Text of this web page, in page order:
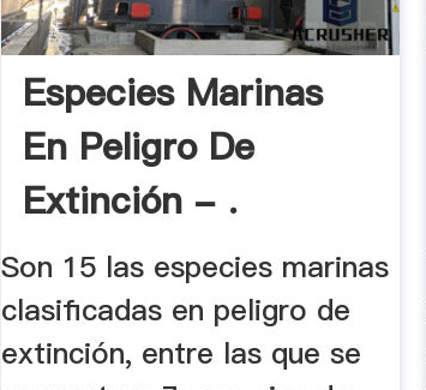
Especies Marinas
En Peligro De
Extinción - .
Son 15 las especies marinas
clasificadas en peligro de
extinción, entre las que se